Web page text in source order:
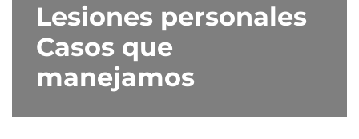
Lesiones personales
Casos que
manejamos